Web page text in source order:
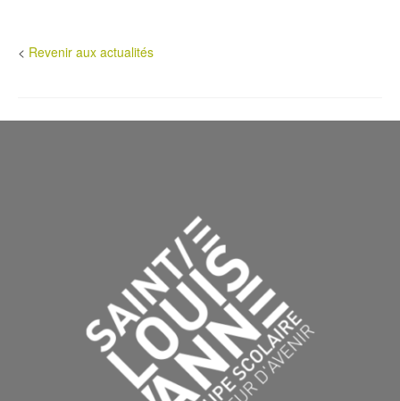
< Revenir aux actualités